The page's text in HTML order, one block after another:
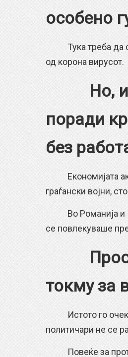
особено
Тука треба да се
од корона вирусот.
Но,
поради
без
Економијата ако
граѓански војни,
Во Романија и
се повлекуваше
токму за
Истото го
политичари не се
Повеќе за